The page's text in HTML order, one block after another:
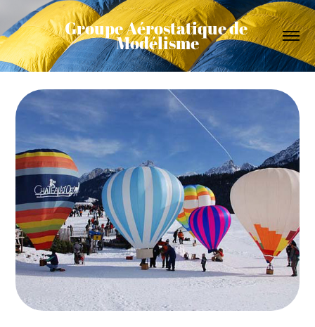
Groupe Aérostatique de
Modélisme